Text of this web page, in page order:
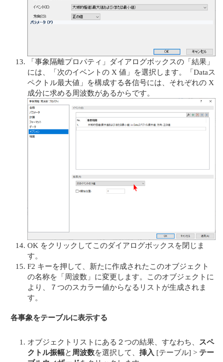
「事象隔離プロパティ」ダイアログボックスの「結果」
には、「次のイベントの X 値」を選択します。「Dataス
ペクトル最大値」を構成する各信号には、それぞれの X
成分に求める周波数があるからです。
OK をクリックしてこのダイアログボックスを閉じま
す。
F2 キーを押して、新たに作成されたこのオブジェクト
の名称を「周波数」に変更します。このオブジェクトに
より、７つのスカラー値からなるリストが生成されま
す。
各事象をテーブルに表示する
オブジェクトリストにある２つの結果、すなわち、
スペ
クトル振幅と 周波数を選択して、 挿入 [テーブル] > テー